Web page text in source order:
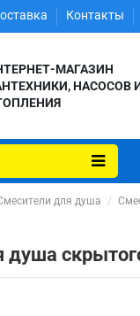
Контакты
МАГАЗИН
НАСОСОВ
для душа
душа